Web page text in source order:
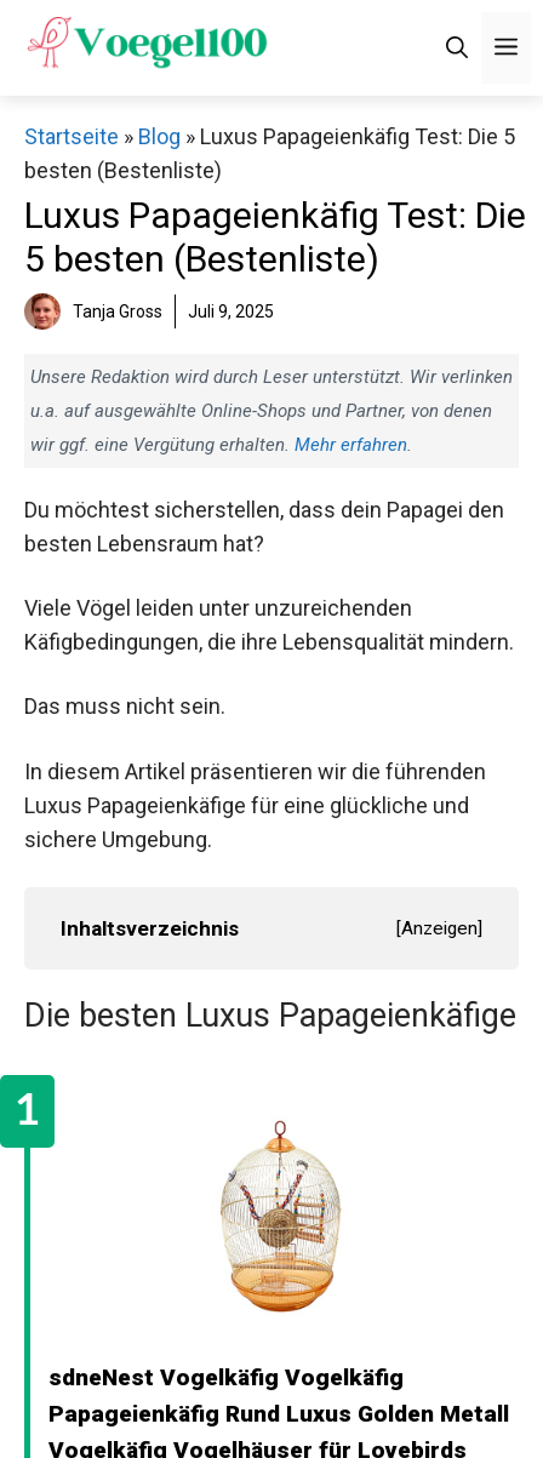
Inhalt
Startseite » Blog » Luxus Papageienkäfig Test: Die 5
besten (Bestenliste)
Luxus Papageienkäfig Test: Die
5 besten (Bestenliste)
Tanja Gross Juli 9, 2025
Unsere Redaktion wird durch Leser unterstützt. Wir verlinken
u.a. auf ausgewählte Online-Shops und Partner, von denen
wir ggf. eine Vergütung erhalten. Mehr erfahren.
Du möchtest sicherstellen, dass dein Papagei den
besten Lebensraum hat?
Viele Vögel leiden unter unzureichenden
Käfigbedingungen, die ihre Lebensqualität mindern.
Das muss nicht sein.
In diesem Artikel präsentieren wir die führenden
Luxus Papageienkäfige für eine glückliche und
sichere Umgebung.
Inhaltsverzeichnis [Anzeigen]
Die besten Luxus Papageienkäfige
sdneNest Vogelkäfig Vogelkäfig
Papageienkäfig Rund Luxus Golden Metall
Vogelkäfig Vogelhäuser für Lovebirds